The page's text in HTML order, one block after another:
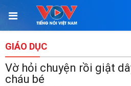
GIÁO DỤC
Vờ hỏi chuyện rồi giật
cháu bé